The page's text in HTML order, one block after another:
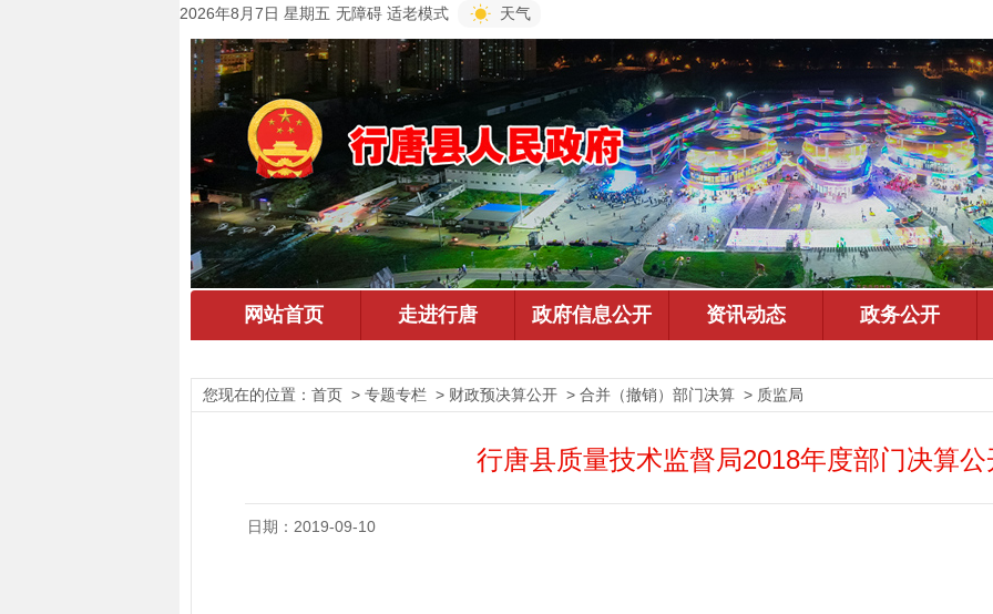
2026年8月7日 星期五 无障碍 适老模式 天气
您现在的位置： 首页 > 专题专栏 > 财政预决算公开 > 合并（撤销）部门决算 > 质监局
行唐县质量技术监督局2018年度部门决算公
日期：2019-09-10